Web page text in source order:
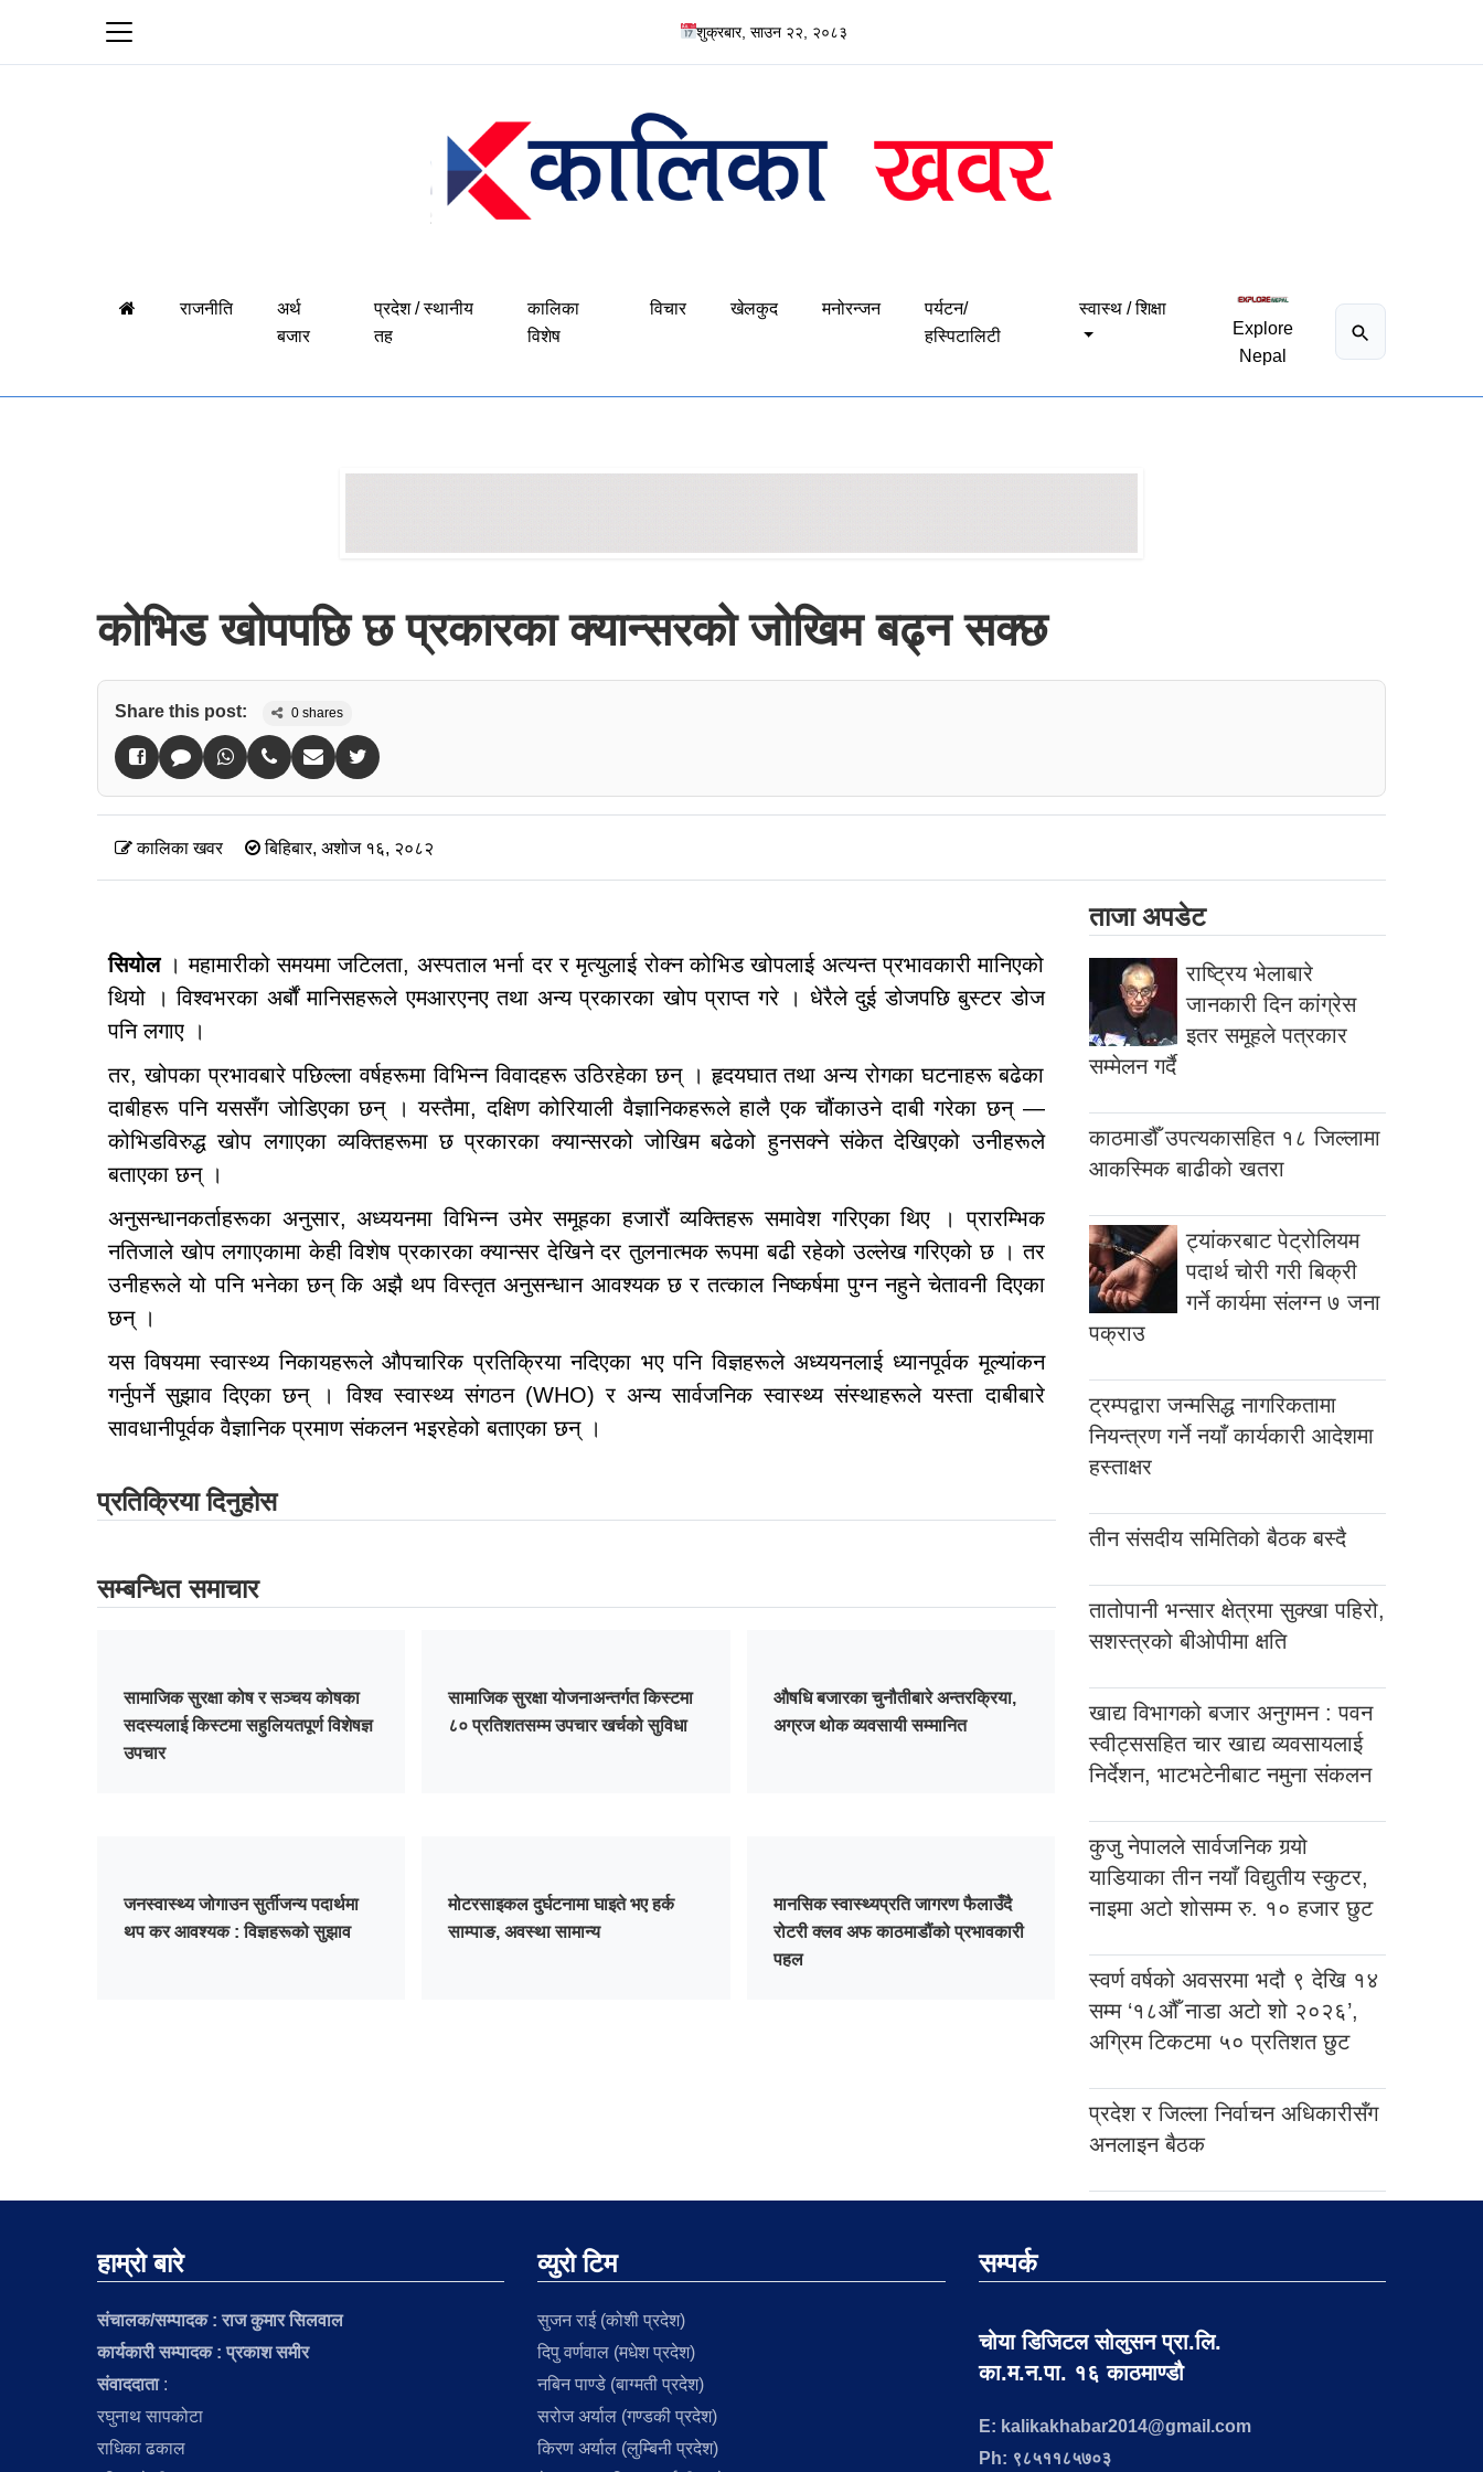
शुक्रबार, साउन २२, २०८३
राजनीति
अर्थ
बजार
प्रदेश / स्थानीय
तह
कालिका
विशेष
विचार खेलकुद मनोरन्जन
पर्यटन/
हस्पिटालिटी
स्वास्थ / शिक्षा
Explore
Nepal
कोभिड खोपपछि छ प्रकारका क्यान्सरको जोखिम बढ्न सक्छ
Share this post: 0 shares
कालिका खवर बिहिबार, अशोज १६, २०८२
सियोल। महामारीको समयमा जटिलता, अस्पताल भर्ना दर र मृत्युलाई रोक्न कोभिड खोपलाई अत्यन्त प्रभावकारी मानिएको
थियो । विश्वभरका अर्बौं मानिसहरूले एमआरएनए तथा अन्य प्रकारका खोप प्राप्त गरे । धेरैले दुई डोजपछि बुस्टर डोज
पनि लगाए ।
तर, खोपका प्रभावबारे पछिल्ला वर्षहरूमा विभिन्न विवादहरू उठिरहेका छन् । हृदयघात तथा अन्य रोगका घटनाहरू बढेका
दाबीहरू पनि यससँग जोडिएका छन् । यस्तैमा, दक्षिण कोरियाली वैज्ञानिकहरूले हालै एक चौंकाउने दाबी गरेका छन् —
कोभिडविरुद्ध खोप लगाएका व्यक्तिहरूमा छ प्रकारका क्यान्सरको जोखिम बढेको हुनसक्ने संकेत देखिएको उनीहरूले
बताएका छन् ।
अनुसन्धानकर्ताहरूका अनुसार, अध्ययनमा विभिन्न उमेर समूहका हजारौं व्यक्तिहरू समावेश गरिएका थिए । प्रारम्भिक
नतिजाले खोप लगाएकामा केही विशेष प्रकारका क्यान्सर देखिने दर तुलनात्मक रूपमा बढी रहेको उल्लेख गरिएको छ । तर
उनीहरूले यो पनि भनेका छन् कि अझै थप विस्तृत अनुसन्धान आवश्यक छ र तत्काल निष्कर्षमा पुग्न नहुने चेतावनी दिएका
छन् ।
यस विषयमा स्वास्थ्य निकायहरूले औपचारिक प्रतिक्रिया नदिएका भए पनि विज्ञहरूले अध्ययनलाई ध्यानपूर्वक मूल्यांकन
गर्नुपर्ने सुझाव दिएका छन् । विश्व स्वास्थ्य संगठन (WHO) र अन्य सार्वजनिक स्वास्थ्य संस्थाहरूले यस्ता दाबीबारे
सावधानीपूर्वक वैज्ञानिक प्रमाण संकलन भइरहेको बताएका छन् ।
प्रतिक्रिया दिनुहोस
सम्बन्धित समाचार
सामाजिक सुरक्षा कोष र सञ्चय कोषका
सदस्यलाई किस्टमा सहुलियतपूर्ण विशेषज्ञ
उपचार
सामाजिक सुरक्षा योजनाअन्तर्गत किस्टमा
८० प्रतिशतसम्म उपचार खर्चको सुविधा
औषधि बजारका चुनौतीबारे अन्तरक्रिया,
अग्रज थोक व्यवसायी सम्मानित
जनस्वास्थ्य जोगाउन सुर्तीजन्य पदार्थमा
थप कर आवश्यक : विज्ञहरूको सुझाव
मोटरसाइकल दुर्घटनामा घाइते भए हर्क
साम्पाङ, अवस्था सामान्य
मानसिक स्वास्थ्यप्रति जागरण फैलाउँदै
रोटरी क्लव अफ काठमाडौंको प्रभावकारी
पहल
ताजा अपडेट
राष्ट्रिय भेलाबारे
जानकारी दिन कांग्रेस
इतर समूहले पत्रकार
सम्मेलन गर्दै
काठमाडौँ उपत्यकासहित १८ जिल्लामा
आकस्मिक बाढीको खतरा
ट्यांकरबाट पेट्रोलियम
पदार्थ चोरी गरी बिक्री
गर्ने कार्यमा संलग्न ७ जना
पक्राउ
ट्रम्पद्वारा जन्मसिद्ध नागरिकतामा
नियन्त्रण गर्ने नयाँ कार्यकारी आदेशमा
हस्ताक्षर
तीन संसदीय समितिको बैठक बस्दै
तातोपानी भन्सार क्षेत्रमा सुक्खा पहिरो,
सशस्त्रको बीओपीमा क्षति
खाद्य विभागको बजार अनुगमन : पवन
स्वीट्ससहित चार खाद्य व्यवसायलाई
निर्देशन, भाटभटेनीबाट नमुना संकलन
कुजु नेपालले सार्वजनिक गर्‍यो
याडियाका तीन नयाँ विद्युतीय स्कुटर,
नाइमा अटो शोसम्म रु. १० हजार छुट
स्वर्ण वर्षको अवसरमा भदौ ९ देखि १४
सम्म ‘१८औँ नाडा अटो शो २०२६’,
अग्रिम टिकटमा ५० प्रतिशत छुट
प्रदेश र जिल्ला निर्वाचन अधिकारीसँग
अनलाइन बैठक
हाम्रो बारे
संचालक/सम्पादक :राज कुमार सिलवाल
कार्यकारी सम्पादक : प्रकाश समीर
संवाददाता:
रघुनाथ सापकोटा
राधिका ढकाल
व्युरो टिम
सुजन राई (कोशी प्रदेश)
दिपु वर्णवाल (मधेश प्रदेश)
नबिन पाण्डे (बाग्मती प्रदेश)
सरोज अर्याल (गण्डकी प्रदेश)
किरण अर्याल (लुम्बिनी प्रदेश)
सम्पर्क
चोया डिजिटल सोलुसन प्रा.लि.
का.म.न.पा. १६ काठमाण्डौ
E: kalikakhabar2014@gmail.com
Ph: ९८५११८५७०३